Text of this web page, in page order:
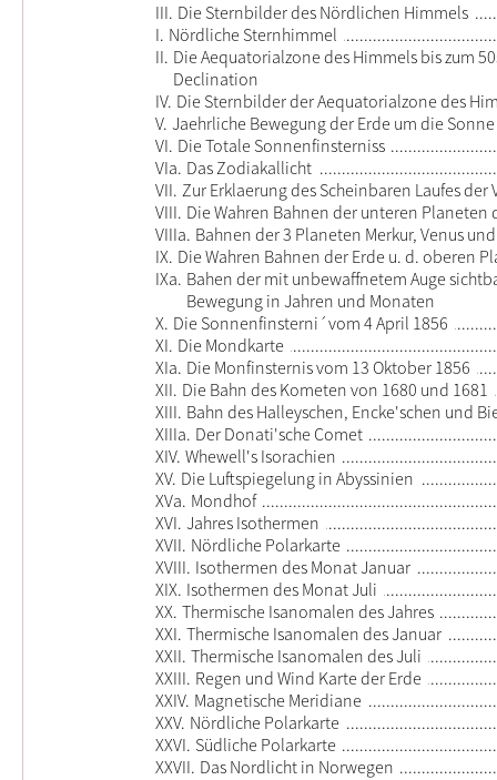
III. Die Sternbilder des Nördlichen Himmels
I. Nördliche Sternhimmel
II. Die Aequatorialzone des Himmels bis zum
Declination
IV. Die Sternbilder der Aequatorialzone des
V. Jaehrliche Bewegung der Erde um die Sonne
VI. Die Totale Sonnenfinsterniss
VIa. Das Zodiakallicht
VII. Zur Erklaerung des Scheinbaren Laufes der
VIII. Die Wahren Bahnen der unteren Planeten
VIIIa. Bahnen der 3 Planeten Merkur, Venus
IX. Die Wahren Bahnen der Erde u. d. oberen
IXa. Bahen der mit unbewaffnetem Auge
Bewegung in Jahren und Monaten
X. Die Sonnenfinsterni´vom 4 April 1856
XI. Die Mondkarte
XIa. Die Monfinsternis vom 13 Oktober 1856
XII. Die Bahn des Kometen von 1680 und 1681
XIII. Bahn des Halleyschen, Encke'schen und
XIIIa. Der Donati'sche Comet
XIV. Whewell's Isorachien
XV. Die Luftspiegelung in Abyssinien
XVa. Mondhof
XVI. Jahres Isothermen
XVII. Nördliche Polarkarte
XVIII. Isothermen des Monat Januar
XIX. Isothermen des Monat Juli
XX. Thermische Isanomalen des Jahres
XXI. Thermische Isanomalen des Januar
XXII. Thermische Isanomalen des Juli
XXIII. Regen und Wind Karte der Erde
XXIV. Magnetische Meridiane
XXV. Nördliche Polarkarte
XXVI. Südliche Polarkarte
XXVII. Das Nordlicht in Norwegen